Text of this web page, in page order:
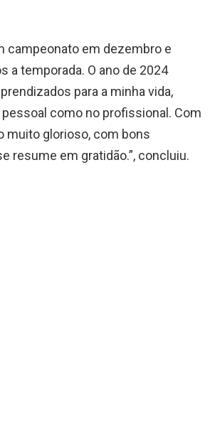
campeonato em dezembro e
a temporada. O ano de 2024
para a minha vida,
como no profissional. Com
muito glorioso, com bons
resume em gratidão.”, concluiu.